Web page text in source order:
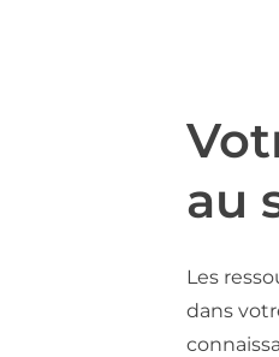
au
Les
dans